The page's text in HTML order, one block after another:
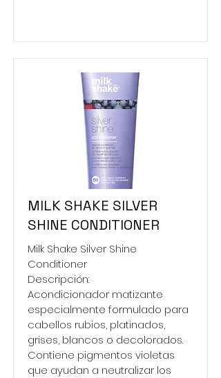
MILK SHAKE SILVER
SHINE CONDITIONER
Milk Shake Silver Shine
Conditioner
Descripción:
Acondicionador matizante
especialmente formulado para
cabellos rubios, platinados,
grises, blancos o decolorados.
Contiene pigmentos violetas
que ayudan a neutralizar los